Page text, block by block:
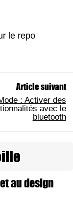
le repo
Article suivant
: Activer des
avec le
bluetooth
au design